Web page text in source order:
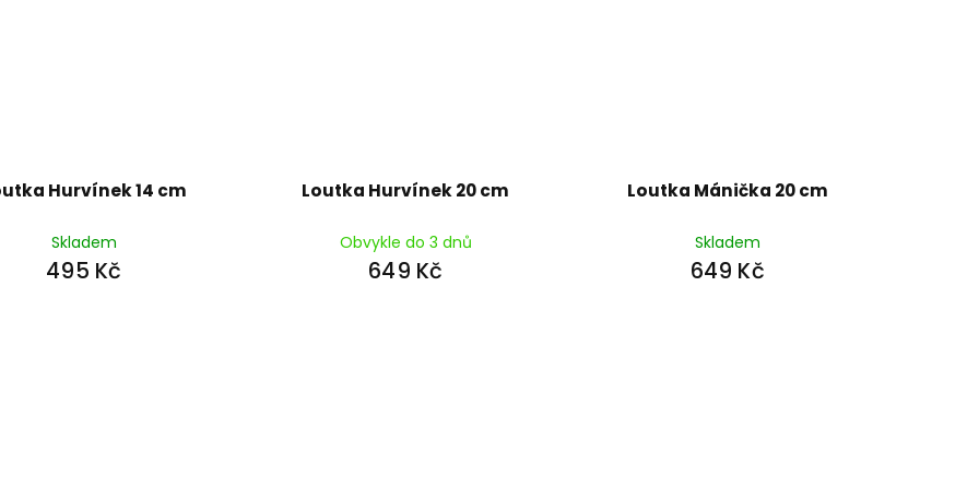
Hurvínek 14 cm
Skladem
495 Kč
Loutka Hurvínek 20 cm
Obvykle do 3 dnů
649 Kč
Loutka Mánička 20 cm
Skladem
649 Kč